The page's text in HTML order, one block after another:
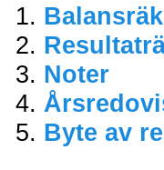
Noter
Byte av